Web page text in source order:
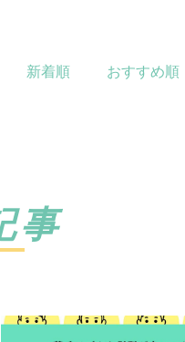
新着順 おすすめ順
事